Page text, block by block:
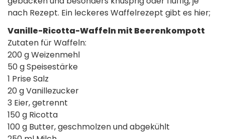
nach Rezept. Ein leckeres Waffelrezept gibt es hier;
Vanille-Ricotta-Waffeln mit Beerenkompott
Zutaten für Waffeln:
200 g Weizenmehl
50 g Speisestärke
1 Prise Salz
20 g Vanillezucker
3 Eier, getrennt
150 g Ricotta
100 g Butter, geschmolzen und abgekühlt